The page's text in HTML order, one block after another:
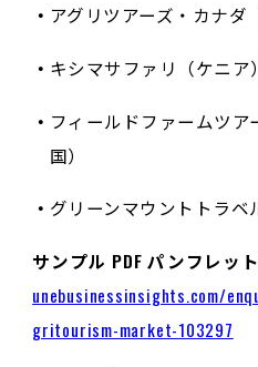
アグリツアーズ・カナダ
キシマサファリ（ケニア）
フィールドファームツ
国）
グリーンマウントトラベ
サンプル PDF パンフレッ
unebusinessinsights.com/
gritourism-market-103297